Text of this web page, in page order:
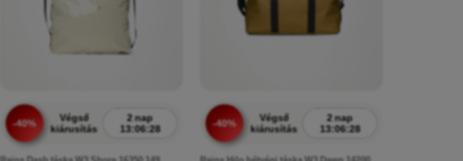
-40%
Végső
kiárusítás
2 nap
13:06:26
-40%
Végső
kiárusítás
2 nap
13:06:26